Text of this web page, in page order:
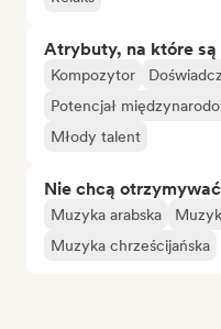
Atrybuty, na które
Kompozytor
Potencjał
Młody talent
Nie chcą
Muzyka arabska
Muzyka chrześcijańska